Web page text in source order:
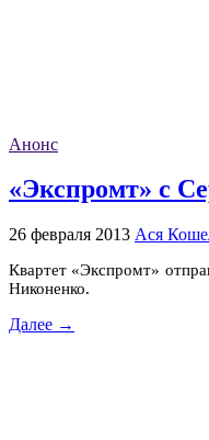
Анонс
«Экспромт» с
26 февраля 2013 Ася
Квартет «Экспромт»
Никоненко.
Далее →